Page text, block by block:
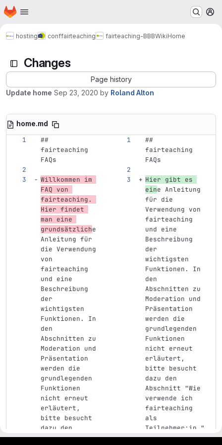
Skip to main content
Homepage
hosting conffairteaching fairteaching-BBBWikiHome
Changes
Page history
Update home Sep 23, 2020 by Roland Alton
home.md
##
fairteaching
FAQs
##
fairteaching
FAQs
Willkommen im
FAQ von
fairteaching.
Hier findet
man eine
grundsätzliche
Anleitung für
die Verwendung
von
fairteaching
und eine
Beschreibung
der
wichtigsten
Funktionen. In
den
Abschnitten zu
Moderation und
Präsentation
werden die
grundlegenden
Funktionen
nicht erneut
erläutert,
bitte besucht
dazu den
Abschnitt "Wie
Hier gibt es
eine Anleitung
für die
Verwendung von
fairteaching
und eine
Beschreibung
der
wichtigsten
Funktionen. In
den
Abschnitten zu
Moderation und
Präsentation
werden die
grundlegenden
Funktionen
nicht erneut
erläutert,
bitte besucht
dazu den
Abschnitt "Wie
verwende ich
fairteaching
als
Teilnehmer:in."
. Viel Spaß